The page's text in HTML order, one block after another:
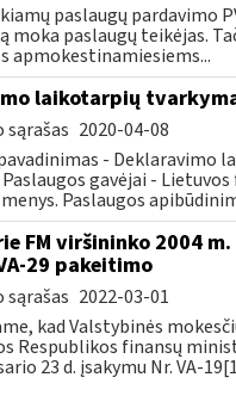
paslaugų pardavimo
moka paslaugų teikėjas.
apmokestinamiesiems...
laikotarpių
2020-04-08
- Deklaravimo
gavėjai -
Paslaugos
FM viršininko 2004
29 pakeitimo
2022-03-01
kad Valstybinės
Respublikos finansų
23 d. įsakymu Nr. VA-